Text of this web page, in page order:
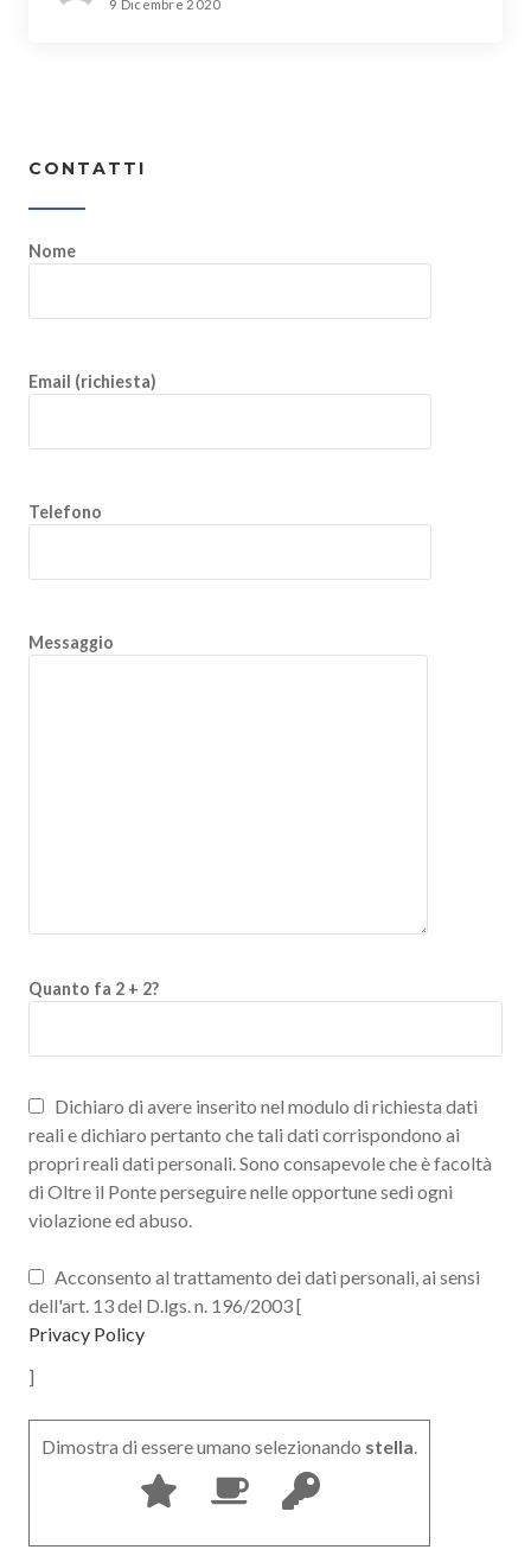
9 Dicembre 2020
CONTATTI
Nome
Email (richiesta)
Telefono
Messaggio
Quanto fa 2 + 2?
Dichiaro di avere inserito nel modulo di richiesta dati
reali e dichiaro pertanto che tali dati corrispondono ai
propri reali dati personali. Sono consapevole che è facoltà
di Oltre il Ponte perseguire nelle opportune sedi ogni
violazione ed abuso.
Acconsento al trattamento dei dati personali, ai sensi
dell'art. 13 del D.lgs. n. 196/2003 [
Privacy Policy
]
Dimostra di essere umano selezionando stella